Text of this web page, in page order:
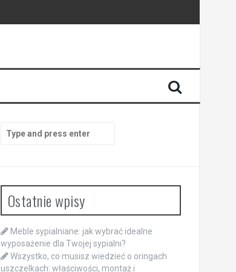
Search
for:
Ostatnie wpisy
Meble sypialniane: jak wybrać idealne
wyposażenie dla Twojej sypialni?
Wszystko, co musisz wiedzieć o oringach
uszczelkach: właściwości, montaż i